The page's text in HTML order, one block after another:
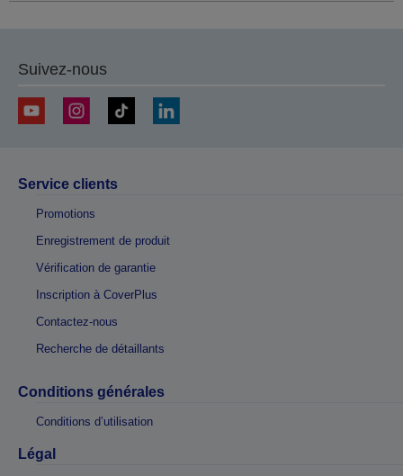
Suivez-nous
Service clients
Promotions
Enregistrement de produit
Vérification de garantie
Inscription à CoverPlus
Contactez-nous
Recherche de détaillants
Conditions générales
Conditions d’utilisation
Légal